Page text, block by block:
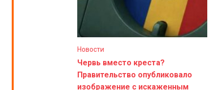
Новости
Червь вместо креста?
Правительство опубликовало
изображение с искаженным